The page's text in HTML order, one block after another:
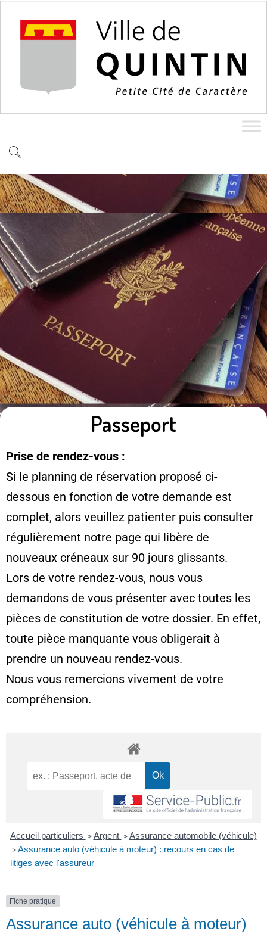
Passeport
Prise de rendez-vous :
Si le planning de réservation proposé ci-
dessous en fonction de votre demande est
complet, alors veuillez patienter puis consulter
régulièrement notre page qui libère de
nouveaux créneaux sur 90 jours glissants.
Lors de votre rendez-vous, nous vous
demandons de vous présenter avec toutes les
pièces de constitution de votre dossier. En effet,
toute pièce manquante vous obligerait à
prendre un nouveau rendez-vous.
Nous vous remercions vivement de votre
compréhension.
Accueil particuliers > Argent > Assurance automobile (véhicule)
> Assurance auto (véhicule à moteur) : recours en cas de
litiges avec l'assureur
Fiche pratique
Assurance auto (véhicule à moteur)